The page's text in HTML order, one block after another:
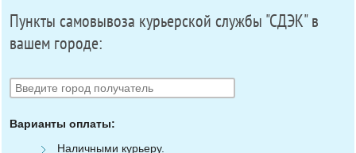
Пункты самовывоза курьерской службы "СДЭК" в
вашем городе:
Варианты оплаты:
Наличными курьеру.